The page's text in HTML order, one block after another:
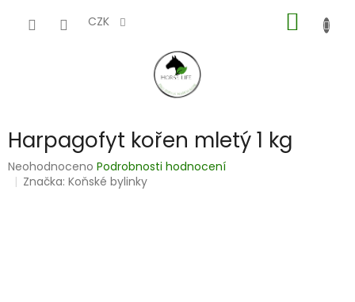
CZK
KOŠÍK
Harpagofyt kořen mletý 1 kg
Průměrné
hodnocení
Neohodnoceno Podrobnosti hodnocení
Značka:Koňské bylinky